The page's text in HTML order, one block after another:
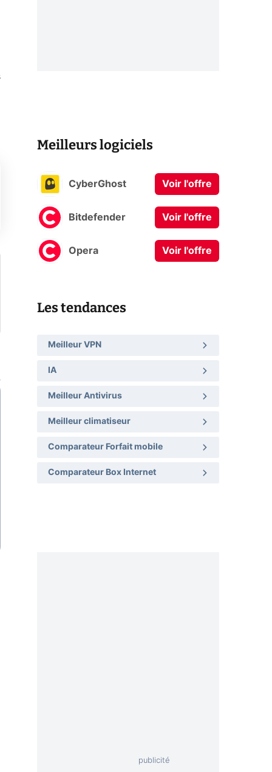
Meilleurs logiciels
CyberGhost Voir l'offre
Bitdefender Voir l'offre
Opera Voir l'offre
Les tendances
Meilleur VPN
IA
Meilleur Antivirus
Meilleur climatiseur
Comparateur Forfait mobile
Comparateur Box Internet